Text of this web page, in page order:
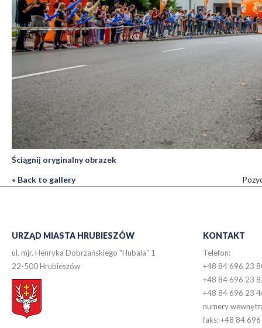
Ściągnij oryginalny obrazek
« Back to gallery
URZĄD MIASTA HRUBIESZÓW
ul. mjr. Henryka Dobrzańskiego "Hubala" 1
22-500 Hrubieszów
KONTAKT
Telefon:
+48 84 696 23
+48 84 696 23
+48 84 696 23
numery
faks: +48 84